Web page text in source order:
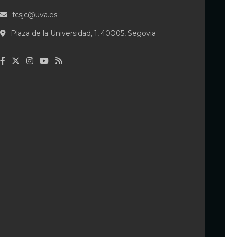
fcsjc@uva.es
Plaza de la Universidad, 1, 40005, Segovia